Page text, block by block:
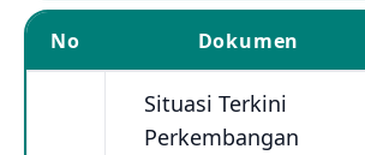
No Dokumen
Situasi Terkini
Perkembangan